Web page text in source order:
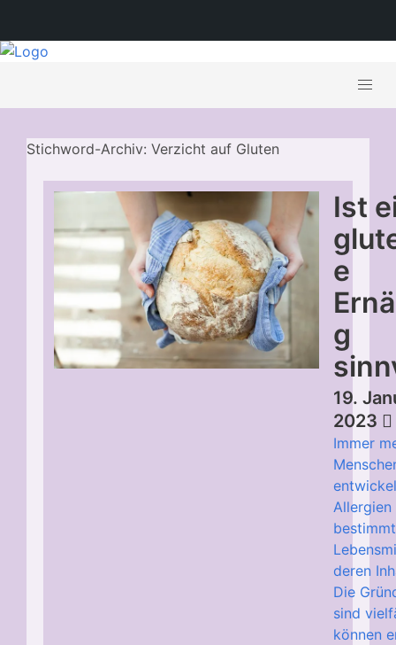
Stichword-Archiv: Verzicht auf Gluten
Ist
e
g
19.
2023
Immer
Allergien
deren
Die
sind
können